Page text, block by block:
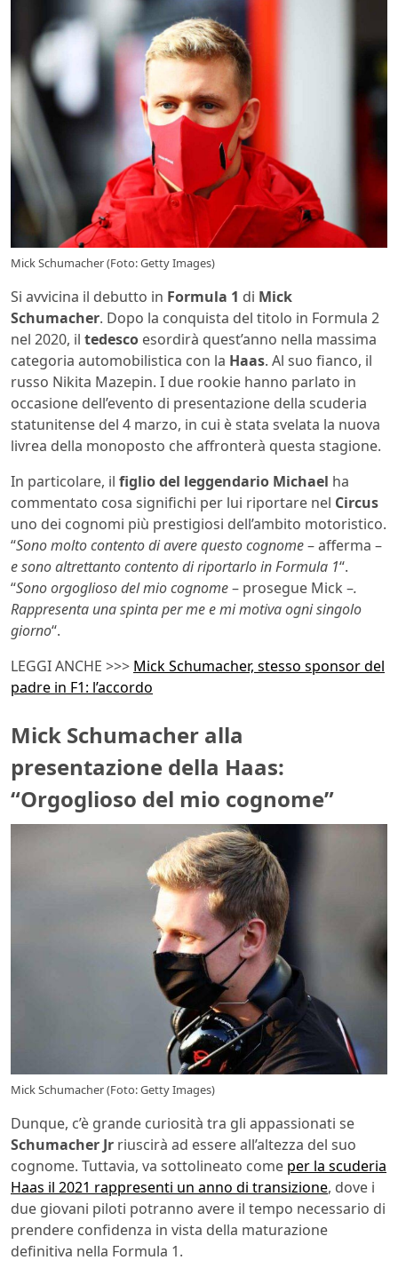
Mick Schumacher (Foto: Getty Images)
Si avvicina il debutto in Formula 1 di Mick
Schumacher. Dopo la conquista del titolo in Formula 2
nel 2020, il tedesco esordirà quest’anno nella massima
categoria automobilistica con la Haas. Al suo fianco, il
russo Nikita Mazepin. I due rookie hanno parlato in
occasione dell’evento di presentazione della scuderia
statunitense del 4 marzo, in cui è stata svelata la nuova
livrea della monoposto che affronterà questa stagione.
In particolare, il figlio del leggendario Michael ha
commentato cosa significhi per lui riportare nel Circus
uno dei cognomi più prestigiosi dell’ambito motoristico.
“Sono molto contento di avere questo cognome– afferma –
e sono altrettanto contento di riportarlo in Formula 1“.
“Sono orgoglioso del mio cognome– prosegue Mick –.
Rappresenta una spinta per me e mi motiva ogni singolo
giorno“.
LEGGI ANCHE >>> Mick Schumacher, stesso sponsor del
padre in F1: l’accordo
Mick Schumacher alla
presentazione della Haas:
“Orgoglioso del mio cognome”
Mick Schumacher (Foto: Getty Images)
Dunque, c’è grande curiosità tra gli appassionati se
Schumacher Jr riuscirà ad essere all’altezza del suo
cognome. Tuttavia, va sottolineato come per la scuderia
Haas il 2021 rappresenti un anno di transizione, dove i
due giovani piloti potranno avere il tempo necessario di
prendere confidenza in vista della maturazione
definitiva nella Formula 1.